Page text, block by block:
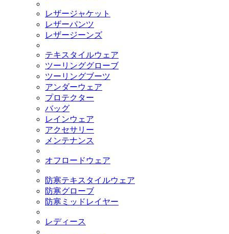
レザージャケット
レザーパンツ
レザージーンズ
テキスタイルウェア
ツーリンググローブ
ツーリングブーツ
アンダーウェア
プロテクター
バッグ
レインウェア
アクセサリー
メンテナンス
オフロードウェア
防寒テキスタイルウェア
防寒グローブ
防寒ミッドレイヤー
レディース